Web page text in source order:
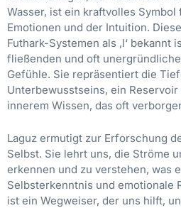
Wasser, ist ein kraftvolles
Emotionen und der Intuition.
Futhark-Systemen als ‚l‘ bekannt
fließenden und oft
Gefühle. Sie repräsentiert die
Unterbewusstseins, ein Reservoir
innerem Wissen, das oft
Laguz ermutigt zur Erforschung
Selbst. Sie lehrt uns, die Ströme
erkennen und zu verstehen, was
Selbsterkenntnis und emotionale
ist ein Wegweiser, der uns hilft,